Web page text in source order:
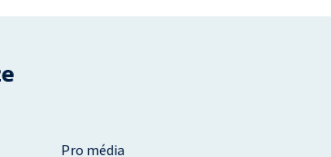
Pro média